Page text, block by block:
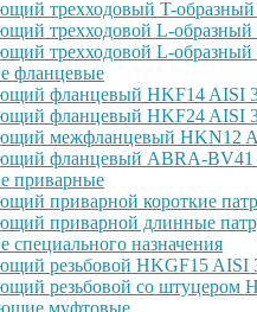
трехходовый T-
трехходовой L-
трехходовой L-
фланцевые
фланцевый HKF14 AISI
фланцевый HKF24 AISI
межфланцевый HKN12
фланцевый ABRA-
приварные
приварной короткие
приварной длинные
назначения
резьбовой HKGF15 AISI
резьбовой со штуцером
муфтовые